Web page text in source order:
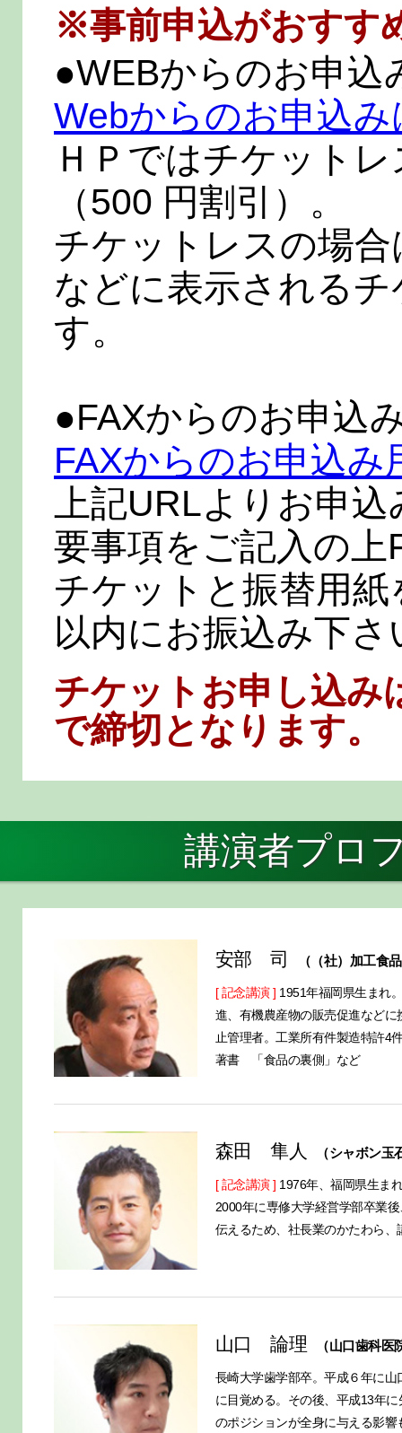
※事前申込がおすす
●WEBからのお申込
Webからのお申込
ＨＰではチケット
（500 円割引）。
チケットレスの場
などに表示される
す。
●FAXからのお申込
FAXからのお申込み
上記URLよりお申
要事項をご記入の
チケットと振替用
以内にお振込み下さ
チケットお申し込み
で締切となります。
講演者プロ
安部 司 （（社）加工食
[ 記念講演 ] 1951年福岡県生まれ
進、有機農産物の販売促進など
止管理者。工業所有件製造特許4
著書 「食品の裏側」など
森田 隼人 （シャボン
[ 記念講演 ] 1976年、福岡県生ま
2000年に専修大学経営学部卒業
伝えるため、社長業のかたわら
山口 論理 （山口歯科医
長崎大学歯学部卒。平成６年に
に目覚める。その後、平成13年
のポジションが全身に与える影